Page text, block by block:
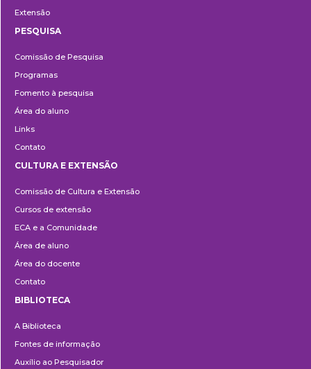
Extensão
PESQUISA
Comissão de Pesquisa
Programas
Fomento à pesquisa
Área do aluno
Links
Contato
e
Extensão
CULTURA E EXTENSÃO
Comissão de Cultura e Extensão
Cursos de extensão
ECA e a Comunidade
Área de aluno
Área do docente
Contato
BIBLIOTECA
A Biblioteca
Fontes de informação
Auxílio ao Pesquisador